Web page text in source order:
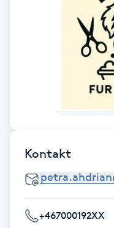
Friskvårdsmassage
Frisör
Funktionsanalys
Kontakt
+467000192XX